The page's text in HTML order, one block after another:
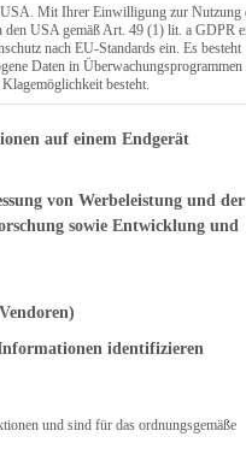
USA. Mit Ihrer Einwilligung zur Nutzung
USA gemäß Art. 49 (1) lit. a GDPR
nach EU-Standards ein. Es besteht
Daten in Überwachungsprogrammen
besteht.
IAB Transparency and
auf einem Endgerät
von Werbeleistung und der
sowie Entwicklung und
identifizieren
Einwilligung erteilt werden
und sind für das ordnungsgemäße